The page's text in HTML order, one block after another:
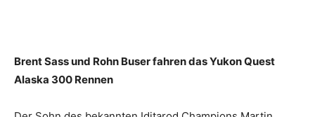
Brent Sass und Rohn Buser fahren das Yukon Quest
Alaska 300 Rennen